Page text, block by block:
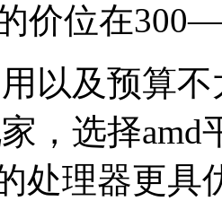
价位在
以及预算
，选择amd
处理器更